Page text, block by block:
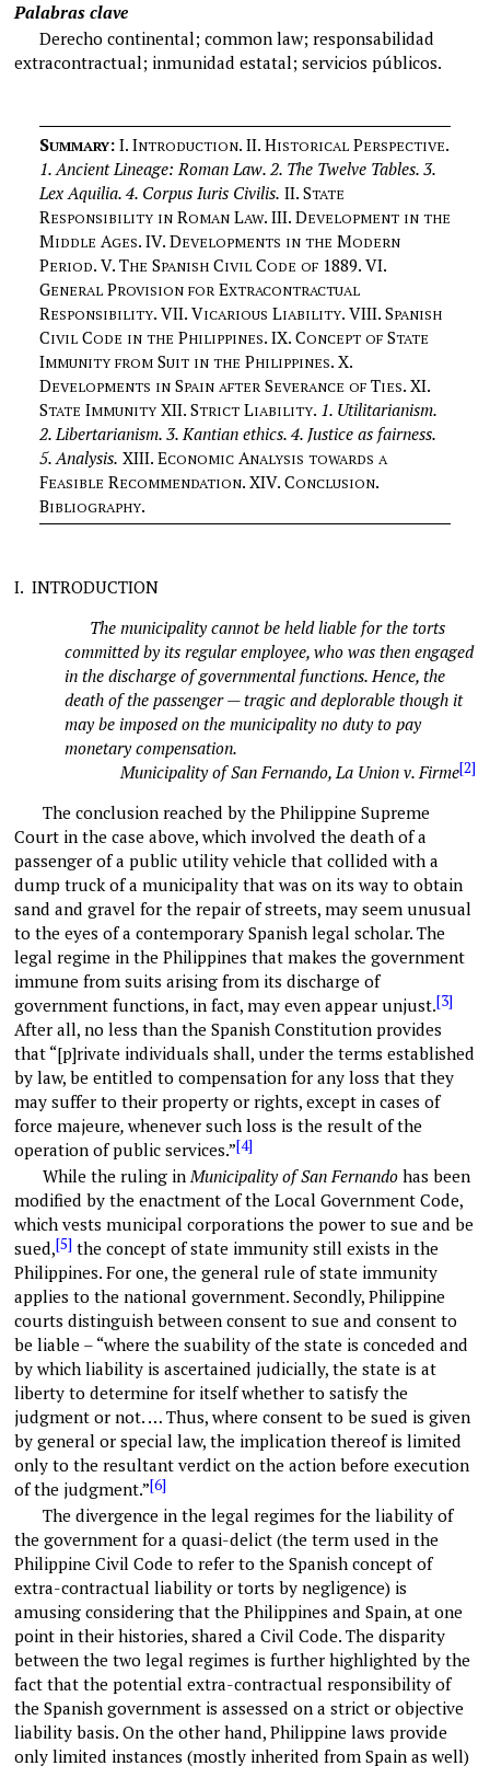
Palabras clave
Derecho continental; common law; responsabilidad
extracontractual; inmunidad estatal; servicios públicos.
SUMMARY: I. INTRODUCTION. II. HISTORICALPERSPECTIVE.
1. Ancient Lineage: Roman Law. 2. The Twelve Tables. 3.
Lex Aquilia. 4. Corpus Iuris Civilis. II. STATE
RESPONSIBILITY INROMANLAW. III. DEVELOPMENT IN THE
MIDDLE AGES. IV. DEVELOPMENTS IN THE MODERN
PERIOD. V. THE SPANISHCIVILCODE OF1889. VI.
GENERALPROVISION FOR EXTRACONTRACTUAL
RESPONSIBILITY. VII. VICARIOUS LIABILITY. VIII. SPANISH
CIVILCODE IN THE PHILIPPINES. IX. CONCEPT OFSTATE
IMMUNITY FROMSUIT IN THE PHILIPPINES. X.
DEVELOPMENTS INSPAIN AFTER SEVERANCE OFTIES. XI.
STATE IMMUNITYXII. STRICTLIABILITY. 1. Utilitarianism.
2. Libertarianism. 3. Kantian ethics. 4. Justice as fairness.
5. Analysis. XIII. ECONOMICANALYSIS TOWARDS A
FEASIBLE RECOMMENDATION. XIV. CONCLUSION.
BIBLIOGRAPHY.
I. INTRODUCTION
The municipality cannot be held liable for the torts
committed by its regular employee, who was then engaged
in the discharge of governmental functions. Hence, the
death of the passenger — tragic and deplorable though it
may be imposed on the municipality no duty to pay
monetary compensation.
Municipality of San Fernando, La Union v. Firme[2]
The conclusion reached by the Philippine Supreme
Court in the case above, which involved the death of a
passenger of a public utility vehicle that collided with a
dump truck of a municipality that was on its way to obtain
sand and gravel for the repair of streets, may seem unusual
to the eyes of a contemporary Spanish legal scholar. The
legal regime in the Philippines that makes the government
immune from suits arising from its discharge of
government functions, in fact, may even appear unjust.[3]
After all, no less than the Spanish Constitution provides
that “[p]rivate individuals shall, under the terms established
by law, be entitled to compensation for any loss that they
may suffer to their property or rights, except in cases of
force majeure, whenever such loss is the result of the
operation of public services.”[4]
While the ruling inMunicipality of San Fernandohas been
modified by the enactment of the Local Government Code,
which vests municipal corporations the power to sue and be
sued,[5] the concept of state immunity still exists in the
Philippines. For one, the general rule of state immunity
applies to the national government. Secondly, Philippine
courts distinguish between consent to sue and consent to
be liable – “where the suability of the state is conceded and
by which liability is ascertained judicially, the state is at
liberty to determine for itself whether to satisfy the
judgment or not. … Thus, where consent to be sued is given
by general or special law, the implication thereof is limited
only to the resultant verdict on the action before execution
of the judgment.”[6]
The divergence in the legal regimes for the liability of
the government for a quasi-delict (the term used in the
Philippine Civil Code to refer to the Spanish concept of
extra-contractual liability or torts by negligence) is
amusing considering that the Philippines and Spain, at one
point in their histories, shared a Civil Code. The disparity
between the two legal regimes is further highlighted by the
fact that the potential extra-contractual responsibility of
the Spanish government is assessed on a strict or objective
liability basis. On the other hand, Philippine laws provide
only limited instances (mostly inherited from Spain as well)